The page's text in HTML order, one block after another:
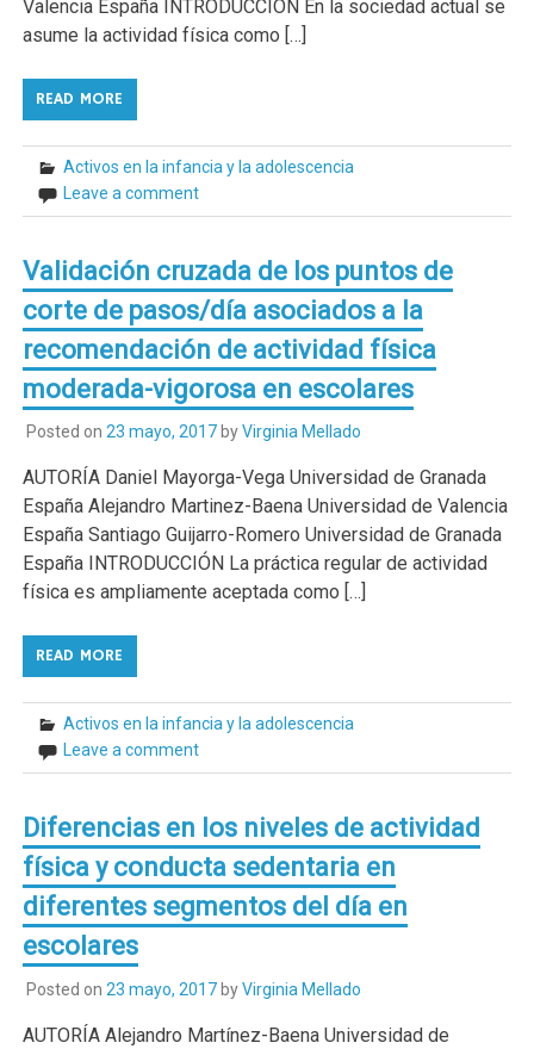
Valencia España INTRODUCCIÓN En la sociedad actual se
asume la actividad física como […]
READ MORE
Activos en la infancia y la adolescencia
Leave a comment
Validación cruzada de los puntos de
corte de pasos/día asociados a la
recomendación de actividad física
moderada-vigorosa en escolares
Posted on 23 mayo, 2017byVirginia Mellado
AUTORÍA Daniel Mayorga-Vega Universidad de Granada
España Alejandro Martinez-Baena Universidad de Valencia
España Santiago Guijarro-Romero Universidad de Granada
España INTRODUCCIÓN La práctica regular de actividad
física es ampliamente aceptada como […]
READ MORE
Activos en la infancia y la adolescencia
Leave a comment
Diferencias en los niveles de actividad
física y conducta sedentaria en
diferentes segmentos del día en
escolares
Posted on 23 mayo, 2017byVirginia Mellado
AUTORÍA Alejandro Martínez-Baena Universidad de